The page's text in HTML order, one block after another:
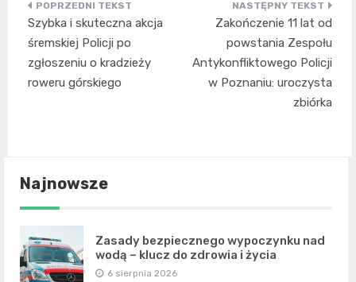
Nawigacja
wpisu
Szybka i skuteczna akcja
śremskiej Policji po
zgłoszeniu o kradzieży
roweru górskiego
Zakończenie 11 lat od
powstania Zespołu
Antykonfliktowego Policji
w Poznaniu: uroczysta
zbiórka
Najnowsze
Zasady bezpiecznego wypoczynku nad
wodą – klucz do zdrowia i życia
6 sierpnia 2026